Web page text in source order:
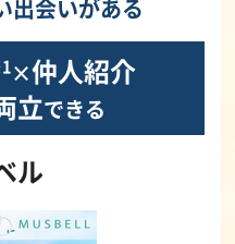
出会いがある
×仲人紹介
立できる
ル